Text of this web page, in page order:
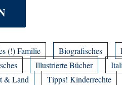
(!) Familie Biografisches
Illustrierte Bücher
& Land Tipps! Kinderrechte